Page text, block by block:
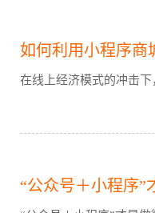
如何利用小程序商
在线上经济模式的冲击
“公众号＋小程序”